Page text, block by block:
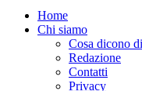
Home
Chi siamo
Cosa dicono
Redazione
Contatti
Privacy